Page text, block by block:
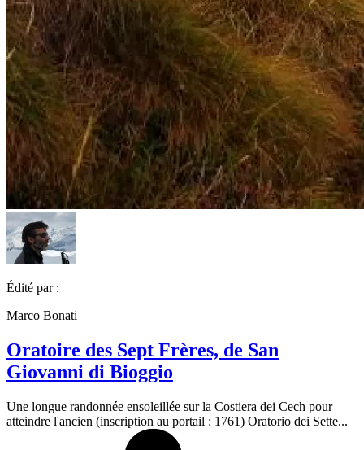
Édité par :
Marco Bonati
Oratoire des Sept Frères, de San
Giovanni di Bioggio
Une longue randonnée ensoleillée sur la Costiera dei Cech pour
atteindre l'ancien (inscription au portail : 1761) Oratorio dei Sette...